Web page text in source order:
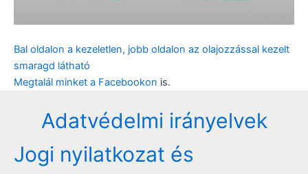
Bal oldalon a kezeletlen, jobb oldalon az olajozzással kezelt
smaragd látható
Megtalál minket a Facebookon is.
Adatvédelmi irányelvek
Jogi nyilatkozat és